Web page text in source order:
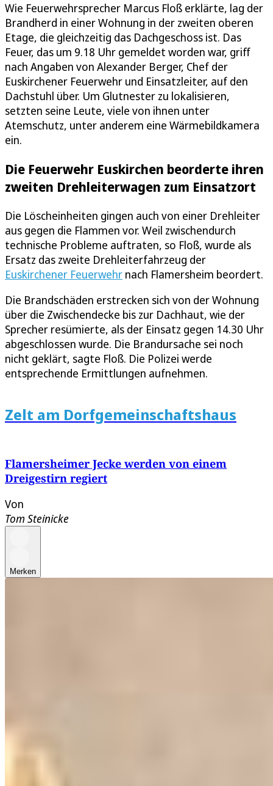
Wie Feuerwehrsprecher Marcus Floß erklärte, lag der
Brandherd in einer Wohnung in der zweiten oberen
Etage, die gleichzeitig das Dachgeschoss ist. Das
Feuer, das um 9.18 Uhr gemeldet worden war, griff
nach Angaben von Alexander Berger, Chef der
Euskirchener Feuerwehr und Einsatzleiter, auf den
Dachstuhl über. Um Glutnester zu lokalisieren,
setzten seine Leute, viele von ihnen unter
Atemschutz, unter anderem eine Wärmebildkamera
ein.
Die Feuerwehr Euskirchen beorderte ihren
zweiten Drehleiterwagen zum Einsatzort
Die Löscheinheiten gingen auch von einer Drehleiter
aus gegen die Flammen vor. Weil zwischendurch
technische Probleme auftraten, so Floß, wurde als
Ersatz das zweite Drehleiterfahrzeug der
Euskirchener Feuerwehr nach Flamersheim beordert.
Die Brandschäden erstrecken sich von der Wohnung
über die Zwischendecke bis zur Dachhaut, wie der
Sprecher resümierte, als der Einsatz gegen 14.30 Uhr
abgeschlossen wurde. Die Brandursache sei noch
nicht geklärt, sagte Floß. Die Polizei werde
entsprechende Ermittlungen aufnehmen.
Zelt am Dorfgemeinschaftshaus
Flamersheimer Jecke werden von einem
Dreigestirn regiert
Von
Tom Steinicke
Merken